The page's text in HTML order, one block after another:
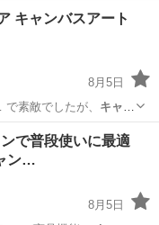
なしでプライベート充
社員登用制度あり★1食
キャンバスアート
8月5日
素敵でしたが、 キャン
ンで普段使いに最適
ン…
8月5日